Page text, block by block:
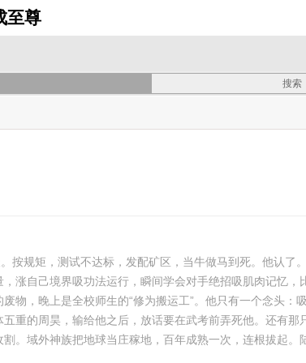
至尊
按规矩，测试不达标，发配矿区，当牛做马到死。他认了
自己境界吸功法运行，瞬间学会对手绝招吸肌肉记忆，
物，晚上是全校师生的“修为搬运工”。他只有一个念头：
的周昊，输给他之后，放话要在武考前弄死他。还有那
。域外神族把地球当庄稼地，百年成熟一次，连根拔起。